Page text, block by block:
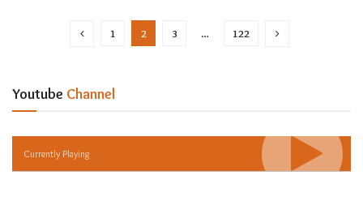
1 2 3 … 122
Youtube Channel
Currently Playing